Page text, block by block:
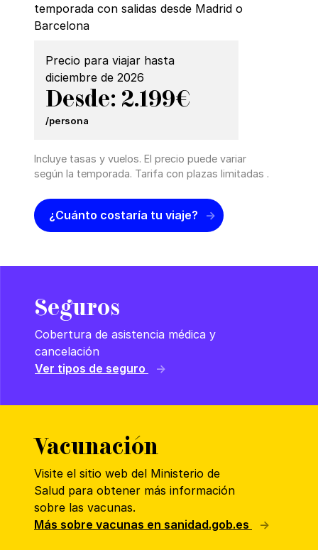
temporada con salidas desde Madrid o
Barcelona
Precio para viajar hasta
diciembre de 2026
Desde: 2.199€
/persona
Incluye tasas y vuelos. El precio puede variar
según la temporada. Tarifa con plazas limitadas .
¿Cuánto costaría tu viaje?
Seguros
Cobertura de asistencia médica y
cancelación
Ver tipos de seguro
Vacunación
Visite el sitio web del Ministerio de
Salud para obtener más información
sobre las vacunas.
Más sobre vacunas en sanidad.gob.es